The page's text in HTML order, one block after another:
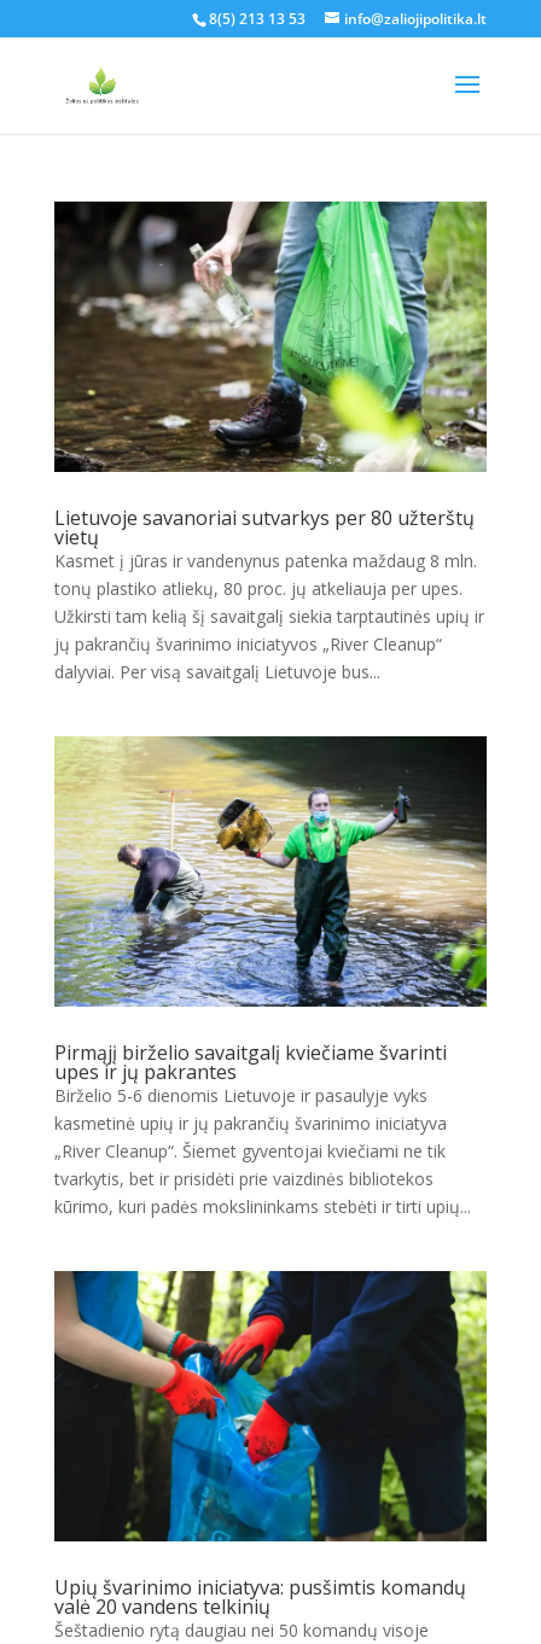
8(5) 213 13 53 info@zaliojipolitika.lt
Lietuvoje savanoriai sutvarkys per 80 užterštų
vietų
Kasmet į jūras ir vandenynus patenka maždaug 8 mln.
tonų plastiko atliekų, 80 proc. jų atkeliauja per upes.
Užkirsti tam kelią šį savaitgalį siekia tarptautinės upių ir
jų pakrančių švarinimo iniciatyvos „River Cleanup“
dalyviai. Per visą savaitgalį Lietuvoje bus...
Pirmąjį birželio savaitgalį kviečiame švarinti
upes ir jų pakrantes
Birželio 5-6 dienomis Lietuvoje ir pasaulyje vyks
kasmetinė upių ir jų pakrančių švarinimo iniciatyva
„River Cleanup“. Šiemet gyventojai kviečiami ne tik
tvarkytis, bet ir prisidėti prie vaizdinės bibliotekos
kūrimo, kuri padės mokslininkams stebėti ir tirti upių...
Upių švarinimo iniciatyva: pusšimtis komandų
valė 20 vandens telkinių
Šeštadienio rytą daugiau nei 50 komandų visoje